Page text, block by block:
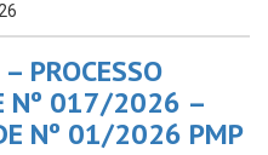
PROCESSO
Nº 017/2026 –
Nº 01/2026 PMP